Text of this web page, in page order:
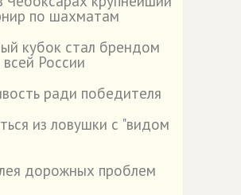
по шахматам
кубок стал брендом
России
ради победителя
из ловушки с "видом
дорожных проблем